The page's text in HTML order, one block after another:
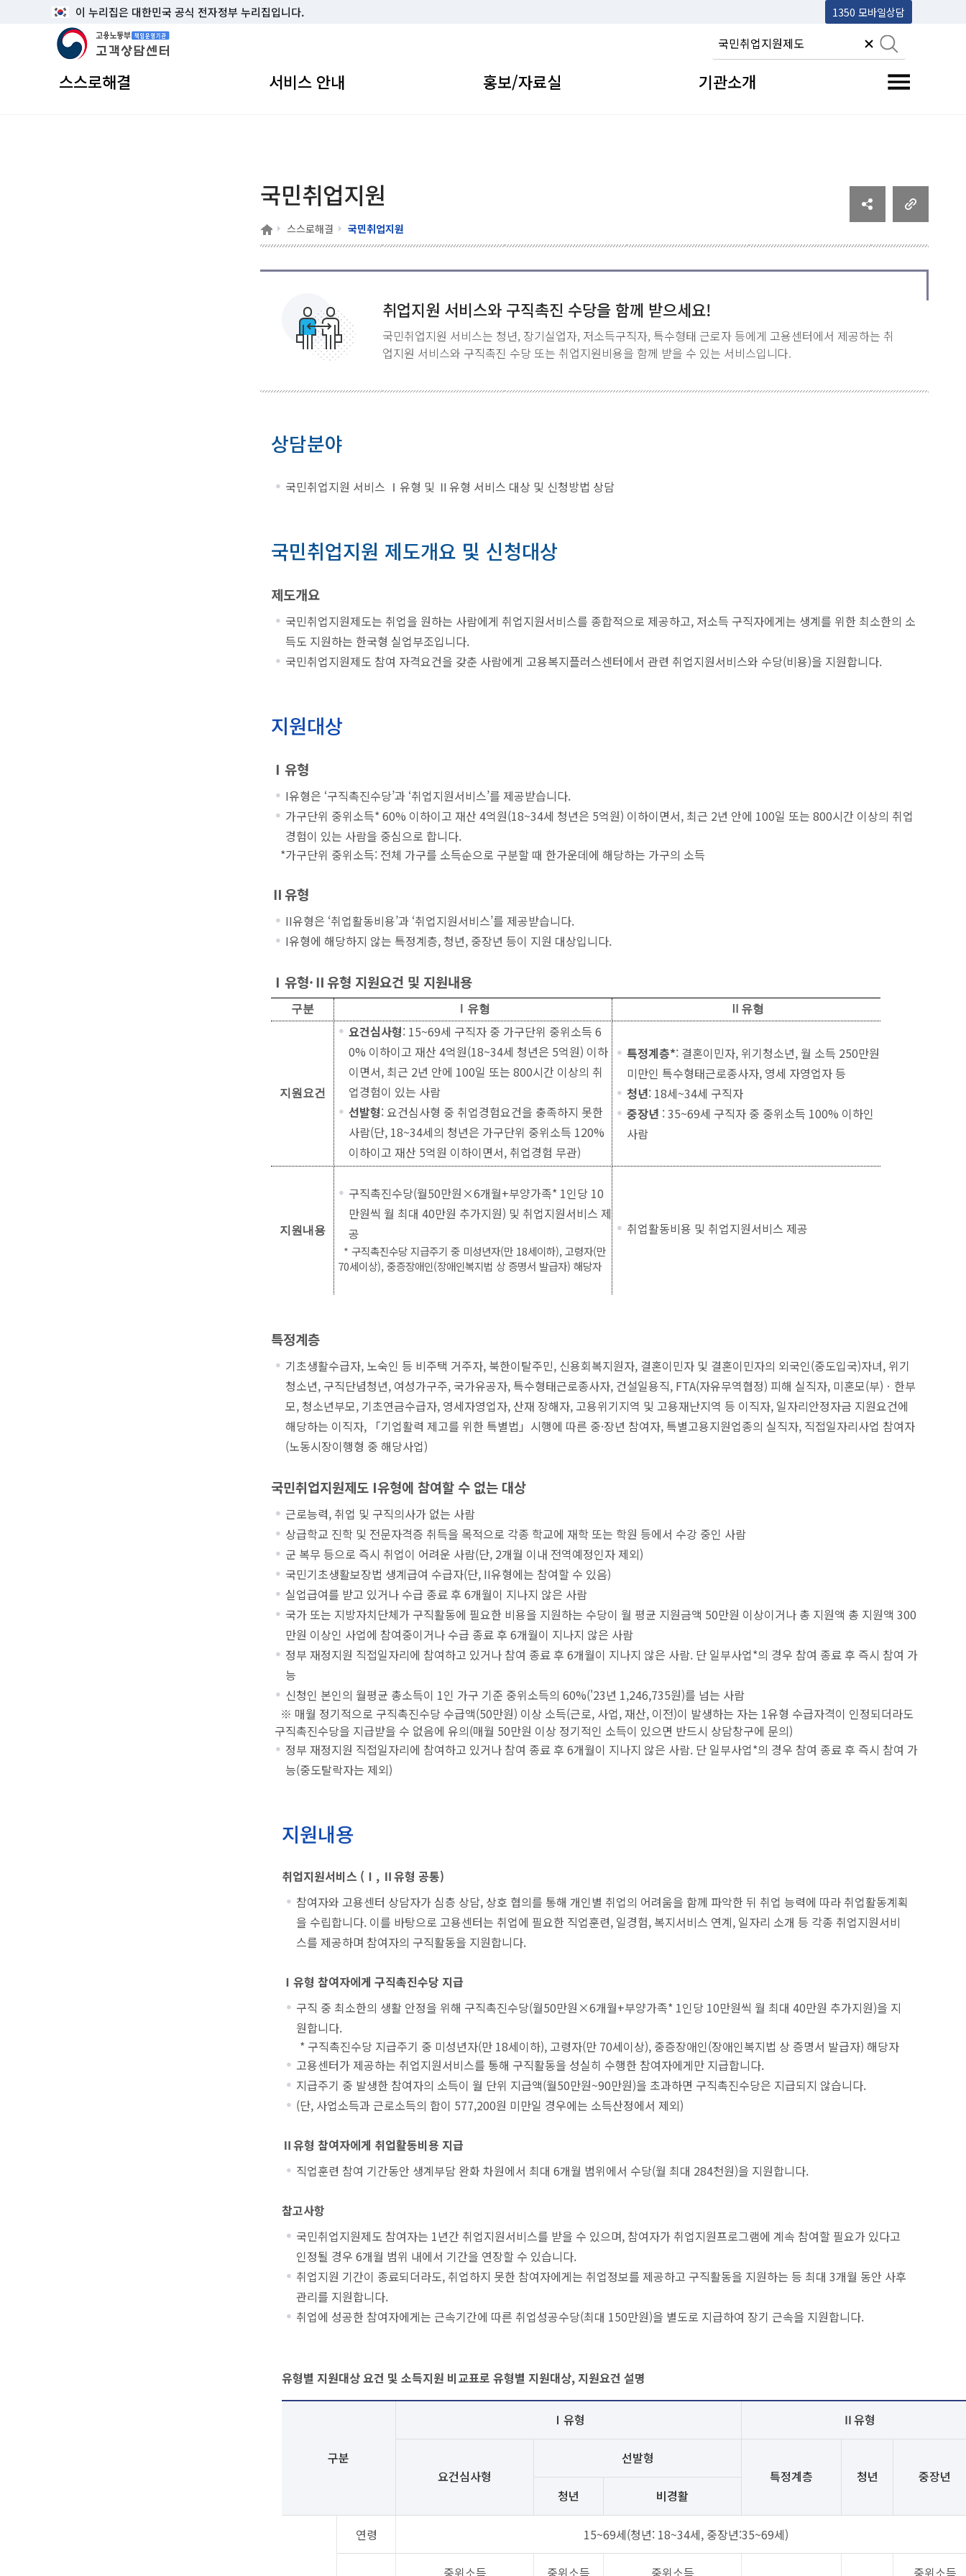
이 누리집은 대한민국 공식 전자정부 누리집입니다. 1350 모바일상담
고용노동부 책임운영기관 고객상담센터
스스로해결 서비스 안내 홍보/자료실 기관소개 전체메뉴 토글
국민취업지원
홈 스스로해결 국민취업지원
취업지원 서비스와 구직촉진 수당을 함께 받으세요!
국민취업지원 서비스는 청년, 장기실업자, 저소득구직자, 특수형태 근로자 등에게 고용센터에서 제공하는 취
업지원 서비스와 구직촉진 수당 또는 취업지원비용을 함께 받을 수 있는 서비스입니다.
상담분야
국민취업지원 서비스 Ⅰ유형 및 Ⅱ유형 서비스 대상 및 신청방법 상담
국민취업지원 제도개요 및 신청대상
제도개요
국민취업지원제도는 취업을 원하는 사람에게 취업지원서비스를 종합적으로 제공하고, 저소득 구직자에게는 생계를 위한 최소한의 소
득도 지원하는 한국형 실업부조입니다.
국민취업지원제도 참여 자격요건을 갖춘 사람에게 고용복지플러스센터에서 관련 취업지원서비스와 수당(비용)을 지원합니다.
지원대상
Ⅰ유형
I유형은 ‘구직촉진수당’과 ‘취업지원서비스’를 제공받습니다.
가구단위 중위소득* 60% 이하이고 재산 4억원(18~34세 청년은 5억원) 이하이면서, 최근 2년 안에 100일 또는 800시간 이상의 취업
경험이 있는 사람을 중심으로 합니다.
*가구단위 중위소득: 전체 가구를 소득순으로 구분할 때 한가운데에 해당하는 가구의 소득
Ⅱ유형
II유형은 ‘취업활동비용’과 ‘취업지원서비스’를 제공받습니다.
I유형에 해당하지 않는 특정계층, 청년, 중장년 등이 지원 대상입니다.
Ⅰ유형·Ⅱ유형 지원요건 및 지원내용
구분 Ⅰ유형 Ⅱ유형
지원요건
요건심사형: 15~69세 구직자 중 가구단위 중위소득 6
0% 이하이고 재산 4억원(18~34세 청년은 5억원) 이하
이면서, 최근 2년 안에 100일 또는 800시간 이상의 취
업경험이 있는 사람
선발형: 요건심사형 중 취업경험요건을 충족하지 못한
사람(단, 18~34세의 청년은 가구단위 중위소득 120%
이하이고 재산 5억원 이하이면서, 취업경험 무관)
특정계층*: 결혼이민자, 위기청소년, 월 소득 250만원
미만인 특수형태근로종사자, 영세 자영업자 등
청년: 18세~34세 구직자
중장년 : 35~69세 구직자 중 중위소득 100% 이하인
사람
지원내용
구직촉진수당(월50만원×6개월+부양가족* 1인당 10
만원씩 월 최대 40만원 추가지원) 및 취업지원서비스 제
공
* 구직촉진수당 지급주기 중 미성년자(만 18세이하), 고령자(만
70세이상), 중증장애인(장애인복지법 상 증명서 발급자) 해당자
취업활동비용 및 취업지원서비스 제공
특정계층
기초생활수급자, 노숙인 등 비주택 거주자, 북한이탈주민, 신용회복지원자, 결혼이민자 및 결혼이민자의 외국인(중도입국)자녀, 위기
청소년, 구직단념청년, 여성가구주, 국가유공자, 특수형태근로종사자, 건설일용직, FTA(자유무역협정) 피해 실직자, 미혼모(부)ㆍ한부
모, 청소년부모, 기초연금수급자, 영세자영업자, 산재 장해자, 고용위기지역 및 고용재난지역 등 이직자, 일자리안정자금 지원요건에
해당하는 이직자, 「기업활력 제고를 위한 특별법」시행에 따른 중·장년 참여자, 특별고용지원업종의 실직자, 직접일자리사업 참여자
(노동시장이행형 중 해당사업)
국민취업지원제도 I유형에 참여할 수 없는 대상
근로능력, 취업 및 구직의사가 없는 사람
상급학교 진학 및 전문자격증 취득을 목적으로 각종 학교에 재학 또는 학원 등에서 수강 중인 사람
군 복무 등으로 즉시 취업이 어려운 사람(단, 2개월 이내 전역예정인자 제외)
국민기초생활보장법 생계급여 수급자(단, II유형에는 참여할 수 있음)
실업급여를 받고 있거나 수급 종료 후 6개월이 지나지 않은 사람
국가 또는 지방자치단체가 구직활동에 필요한 비용을 지원하는 수당이 월 평균 지원금액 50만원 이상이거나 총 지원액 총 지원액 300
만원 이상인 사업에 참여중이거나 수급 종료 후 6개월이 지나지 않은 사람
정부 재정지원 직접일자리에 참여하고 있거나 참여 종료 후 6개월이 지나지 않은 사람. 단 일부사업*의 경우 참여 종료 후 즉시 참여 가
능
신청인 본인의 월평균 총소득이 1인 가구 기준 중위소득의 60%('23년 1,246,735원)를 넘는 사람
※ 매월 정기적으로 구직촉진수당 수급액(50만원) 이상 소득(근로, 사업, 재산, 이전)이 발생하는 자는 1유형 수급자격이 인정되더라도
구직촉진수당을 지급받을 수 없음에 유의(매월 50만원 이상 정기적인 소득이 있으면 반드시 상담창구에 문의)
정부 재정지원 직접일자리에 참여하고 있거나 참여 종료 후 6개월이 지나지 않은 사람. 단 일부사업*의 경우 참여 종료 후 즉시 참여 가
능(중도탈락자는 제외)
지원내용
취업지원서비스 (Ⅰ, Ⅱ유형 공통)
참여자와 고용센터 상담자가 심층 상담, 상호 협의를 통해 개인별 취업의 어려움을 함께 파악한 뒤 취업 능력에 따라 취업활동계획
을 수립합니다. 이를 바탕으로 고용센터는 취업에 필요한 직업훈련, 일경험, 복지서비스 연계, 일자리 소개 등 각종 취업지원서비
스를 제공하며 참여자의 구직활동을 지원합니다.
Ⅰ유형 참여자에게 구직촉진수당 지급
구직 중 최소한의 생활 안정을 위해 구직촉진수당(월50만원×6개월+부양가족* 1인당 10만원씩 월 최대 40만원 추가지원)을 지
원합니다.
* 구직촉진수당 지급주기 중 미성년자(만 18세이하), 고령자(만 70세이상), 중증장애인(장애인복지법 상 증명서 발급자) 해당자
고용센터가 제공하는 취업지원서비스를 통해 구직활동을 성실히 수행한 참여자에게만 지급합니다.
지급주기 중 발생한 참여자의 소득이 월 단위 지급액(월50만원~90만원)을 초과하면 구직촉진수당은 지급되지 않습니다.
(단, 사업소득과 근로소득의 합이 577,200원 미만일 경우에는 소득산정에서 제외)
Ⅱ유형 참여자에게 취업활동비용 지급
직업훈련 참여 기간동안 생계부담 완화 차원에서 최대 6개월 범위에서 수당(월 최대 284천원)을 지원합니다.
참고사항
국민취업지원제도 참여자는 1년간 취업지원서비스를 받을 수 있으며, 참여자가 취업지원프로그램에 계속 참여할 필요가 있다고
인정될 경우 6개월 범위 내에서 기간을 연장할 수 있습니다.
취업지원 기간이 종료되더라도, 취업하지 못한 참여자에게는 취업정보를 제공하고 구직활동을 지원하는 등 최대 3개월 동안 사후
관리를 지원합니다.
취업에 성공한 참여자에게는 근속기간에 따른 취업성공수당(최대 150만원)을 별도로 지급하여 장기 근속을 지원합니다.
유형별 지원대상 요건 및 소득지원 비교표로 유형별 지원대상, 지원요건 설명
구분
Ⅰ유형 Ⅱ유형
요건심사형
선발형
특정계층
청년
중장년
청년
비경활
연령 15~69세(청년: 18~34세, 중장년:35~69세)